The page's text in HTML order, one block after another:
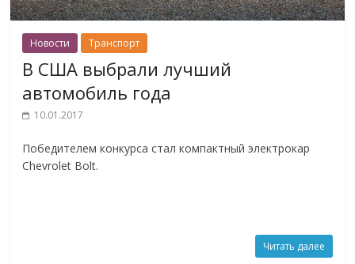
Новости Транспорт
В США выбрали лучший
автомобиль года
10.01.2017
Победителем конкурса стал компактный электрокар
Chevrolet Bolt.
Читать далее